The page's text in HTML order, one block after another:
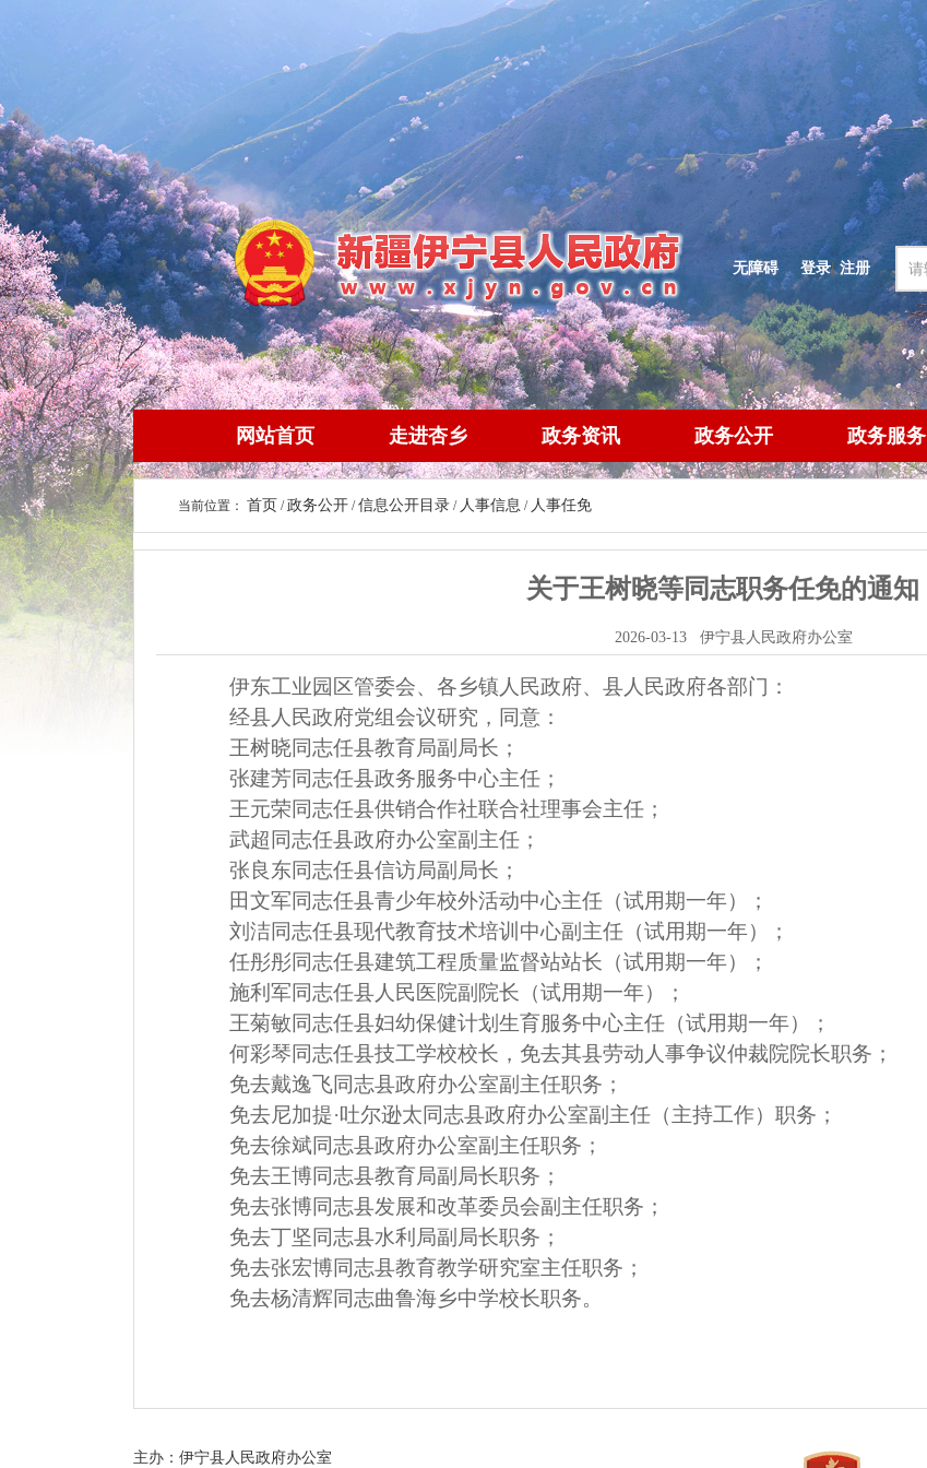
登录|注册
无障碍
网站首页 走进杏乡 政务资讯 政务公开 政务服务
当前位置： 首页 /政务公开 /信息公开目录 / 人事信息 / 人事任免
关于王树晓等同志职务任免的通知
2026-03-13 伊宁县人民政府办公室
伊东工业园区管委会、各乡镇人民政府、县人民政府各部门：
经县人民政府党组会议研究，同意：
王树晓同志任县教育局副局长；
张建芳同志任县政务服务中心主任；
王元荣同志任县供销合作社联合社理事会主任；
武超同志任县政府办公室副主任；
张良东同志任县信访局副局长；
田文军同志任县青少年校外活动中心主任（试用期一年）；
刘洁同志任县现代教育技术培训中心副主任（试用期一年）；
任彤彤同志任县建筑工程质量监督站站长（试用期一年）；
施利军同志任县人民医院副院长（试用期一年）；
王菊敏同志任县妇幼保健计划生育服务中心主任（试用期一年）；
何彩琴同志任县技工学校校长，免去其县劳动人事争议仲裁院院长职务；
免去戴逸飞同志县政府办公室副主任职务；
免去尼加提·吐尔逊太同志县政府办公室副主任（主持工作）职务；
免去徐斌同志县政府办公室副主任职务；
免去王博同志县教育局副局长职务；
免去张博同志县发展和改革委员会副主任职务；
免去丁坚同志县水利局副局长职务；
免去张宏博同志县教育教学研究室主任职务；
免去杨清辉同志曲鲁海乡中学校长职务。
主办：伊宁县人民政府办公室